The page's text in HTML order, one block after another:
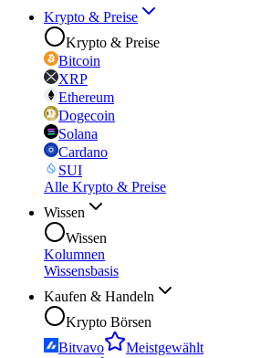
Krypto & Preise
Krypto & Preise
Bitcoin
XRP
Ethereum
Dogecoin
Solana
Cardano
SUI
Alle Krypto & Preise
Wissen
Wissen
Kolumnen
Wissensbasis
Kaufen & Handeln
Krypto Börsen
Bitvavo
Meistgewählt